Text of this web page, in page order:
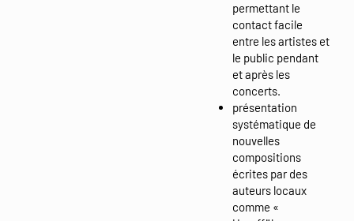
permettant le
contact facile
entre les artistes et
le public pendant
et après les
concerts.
présentation
systématique de
nouvelles
compositions
écrites par des
auteurs locaux
comme «